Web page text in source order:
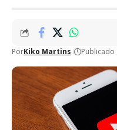
PorKiko Martins Publicado